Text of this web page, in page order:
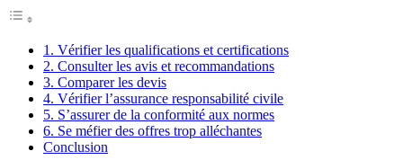
1. Vérifier les qualifications et certifications
2. Consulter les avis et recommandations
3. Comparer les devis
4. Vérifier l’assurance responsabilité civile
5. S’assurer de la conformité aux normes
6. Se méfier des offres trop alléchantes
Conclusion